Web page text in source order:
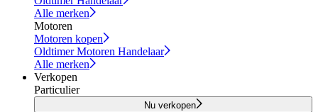
Alle merken
Motoren
Motoren kopen
Oldtimer Motoren Handelaar
Alle merken
Verkopen
Particulier
Nu verkopen